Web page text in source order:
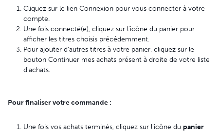
Cliquez sur le lien Connexion pour vous connecter à votre
compte.
Une fois connecté(e), cliquez sur l'icône du panier pour
afficher les titres choisis précédemment.
Pour ajouter d'autres titres à votre panier, cliquez sur le
bouton Continuer mes achats présent à droite de votre liste
d'achats.
Pour finaliser votre commande :
Une fois vos achats terminés, cliquez sur l'icône du panier